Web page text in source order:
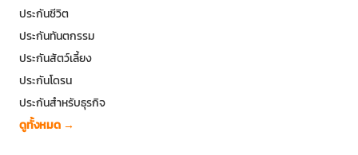
ประกันชีวิต
ประกันทันตกรรม
ประกันสัตว์เลี้ยง
ประกันโดรน
ประกันสำหรับธุรกิจ
ดูทั้งหมด →